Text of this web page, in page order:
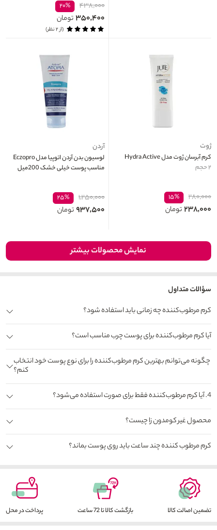
۴۳۸,۰۰۰ ۲۰%
۳۵۰,۴۰۰ تومان
(از ۲ نظر)
ژوت
کرم آبرسان ژوت مدل Hydra Active
۲ حجم
۲۸۰,۰۰۰ ۱۵%
۲۳۸,۰۰۰ تومان
آردن
لوسیون بدن آردن اتوپیا مدل Eczopro
مناسب پوست خیلی خشک 200میل
۱,۲۵۰,۰۰۰ ۲۵%
۹۳۷,۵۰۰ تومان
نمایش محصولات بیشتر
سؤالات متداول
کرم مرطوب‌کننده چه زمانی باید استفاده شود؟
آیا کرم مرطوب‌کننده برای پوست چرب مناسب است؟
چگونه می‌توانم بهترین کرم مرطوب‌کننده را برای نوع پوست خود انتخاب
کنم؟
4. آیا کرم مرطوب‌کننده فقط برای صورت استفاده می‌شود؟
محصول غیر کومدون زا چیست؟
کرم مرطوب کننده چند ساعت باید روی پوست بماند؟
تضمین اصالت کالا بازگشت کالا تا 72 ساعت پرداخت در محل